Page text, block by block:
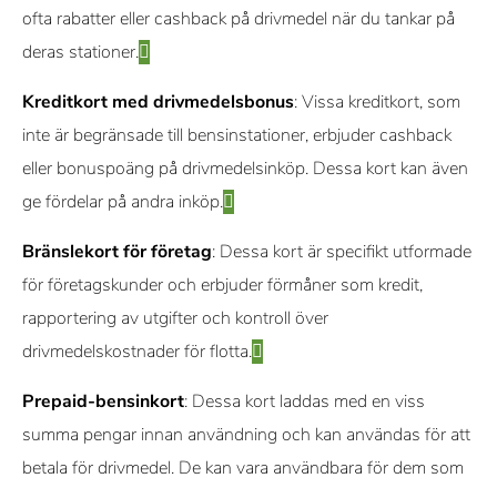
ofta rabatter eller cashback på drivmedel när du tankar på
deras stationer.
Kreditkort med drivmedelsbonus: Vissa kreditkort, som
inte är begränsade till bensinstationer, erbjuder cashback
eller bonuspoäng på drivmedelsinköp. Dessa kort kan även
ge fördelar på andra inköp.
Bränslekort för företag: Dessa kort är specifikt utformade
för företagskunder och erbjuder förmåner som kredit,
rapportering av utgifter och kontroll över
drivmedelskostnader för flotta.
Prepaid-bensinkort: Dessa kort laddas med en viss
summa pengar innan användning och kan användas för att
betala för drivmedel. De kan vara användbara för dem som